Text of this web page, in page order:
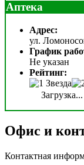
Аптека
Адрес:
ул.
График
Не указан
Рейтинг:
Загрузка...
Офис и
Контактная